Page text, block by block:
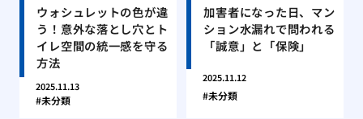
ウォシュレットの色が違
う！意外な落とし穴とト
イレ空間の統一感を守る
方法
2025.11.13
未分類
加害者になった日、マン
ション水漏れで問われる
「誠意」と「保険」
2025.11.12
未分類